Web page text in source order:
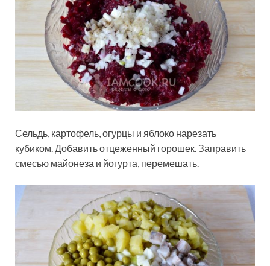
Сельдь, картофель, огурцы и яблоко нарезать
кубиком. Добавить отцеженный горошек. Заправить
смесью майонеза и йогурта, перемешать.